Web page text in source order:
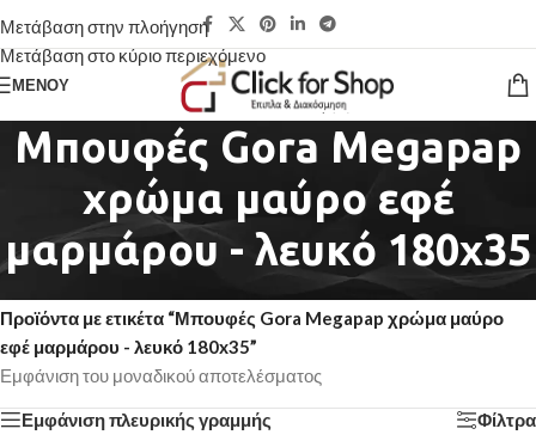
Μετάβαση στην πλοήγηση
Μετάβαση στο κύριο περιεχόμενο
ΜΕΝΟΎ
Μπουφές Gora Megapap
χρώμα μαύρο εφέ
μαρμάρου - λευκό 180x35
Προϊόντα με ετικέτα “Μπουφές Gora Megapap χρώμα μαύρο
εφέ μαρμάρου - λευκό 180x35”
Εμφάνιση του μοναδικού αποτελέσματος
Εμφάνιση πλευρικής γραμμής Φίλτρα